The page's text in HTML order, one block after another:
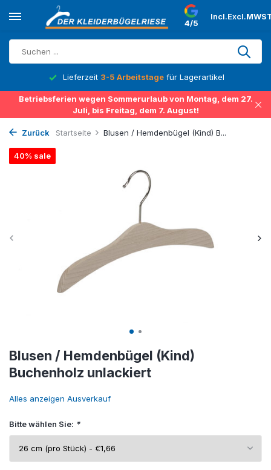
4/5
Incl.Excl.
Lieferzeit 3-5 Arbeitstage für Lagerartikel
Betriebsferien wegen Sommerurlaub von Montag, dem 27.
Juli, bis Freitag, dem 7. August!
Zurück Startseite Blusen / Hemdenbügel (Kind) B...
Blusen / Hemdenbügel (Kind)
Buchenholz unlackiert
40% sale
Alles anzeigen Ausverkauf
Bitte wählen Sie: *